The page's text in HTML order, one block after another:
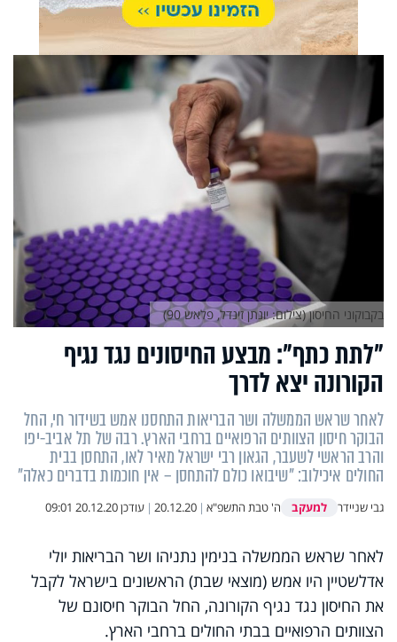
"לתת כתף": מבצע החיסונים נגד נגיף
הקורונה יצא לדרך
לאחר שראש הממשלה ושר הבריאות התחסנו אמש בשידור חי, החל
הבוקר חיסון הצוותים הרפואיים ברחבי הארץ. רבה של תל אביב-יפו
והרב הראשי לשעבר, הגאון רבי ישראל מאיר לאו, התחסן בבית
החולים איכילוב: "שיבואו כולם להתחסן – אין חוכמות בדברים כאלה"
גבי שניידר למעקב ה' טבת התשפ"א |
20.12.20
| עודכן20.12.20 09:01
בקבוקוני החיסון (צילום: יונתן זינדל, פלאש 90)
לאחר שראש הממשלה בנימין נתניהו ושר הבריאות יולי
אדלשטיין היו אמש (מוצאי שבת) הראשונים בישראל לקבל
את החיסון נגד נגיף הקורונה, החל הבוקר חיסונם של
הצוותים הרפואיים בבתי החולים ברחבי הארץ.